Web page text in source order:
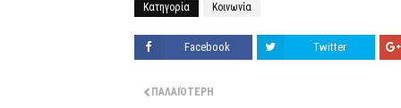
Κατηγορία Κοινωνία
Facebook Twitter
ΠΑΛΑΙΌΤΕΡΗ